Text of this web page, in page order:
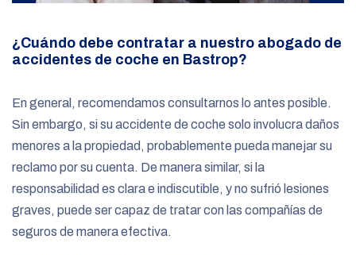
¿Cuándo debe contratar a nuestro abogado de
accidentes de coche en Bastrop?
En general, recomendamos consultarnos lo antes posible.
Sin embargo, si su accidente de coche solo involucra daños
menores a la propiedad, probablemente pueda manejar su
reclamo por su cuenta. De manera similar, si la
responsabilidad es clara e indiscutible, y no sufrió lesiones
graves, puede ser capaz de tratar con las compañías de
seguros de manera efectiva.